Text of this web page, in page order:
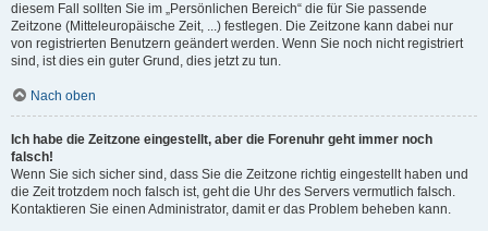
diesem Fall sollten Sie im „Persönlichen Bereich“ die für Sie passende
Zeitzone (Mitteleuropäische Zeit, ...) festlegen. Die Zeitzone kann dabei nur
von registrierten Benutzern geändert werden. Wenn Sie noch nicht registriert
sind, ist dies ein guter Grund, dies jetzt zu tun.
Nach oben
Ich habe die Zeitzone eingestellt, aber die Forenuhr geht immer noch
falsch!
Wenn Sie sich sicher sind, dass Sie die Zeitzone richtig eingestellt haben und
die Zeit trotzdem noch falsch ist, geht die Uhr des Servers vermutlich falsch.
Kontaktieren Sie einen Administrator, damit er das Problem beheben kann.